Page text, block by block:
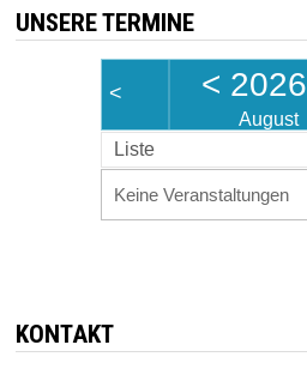
UNSERE TERMINE
< < 2026
August
Liste
Keine Veranstaltungen
KONTAKT